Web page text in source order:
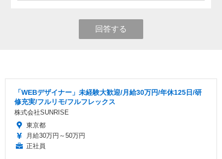
回答する
「WEBデザイナー」未経験大歓迎/月給30万円/年休125日/研
修充実/フルリモ/フルフレックス
株式会社SUNRISE
東京都
月給30万円～50万円
正社員